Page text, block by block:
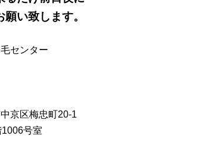
い致します。
センター
京区梅忠町20-1
号室